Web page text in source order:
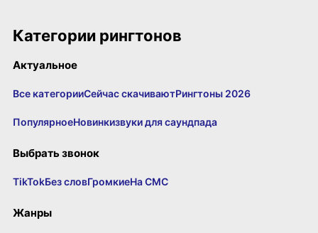
Категории рингтонов
Актуальное
Все категорииСейчас скачиваютРингтоны 2026
ПопулярноеНовинкизвуки для саундпада
Выбрать звонок
TikTokБез словГромкиеНа СМС
Жанры